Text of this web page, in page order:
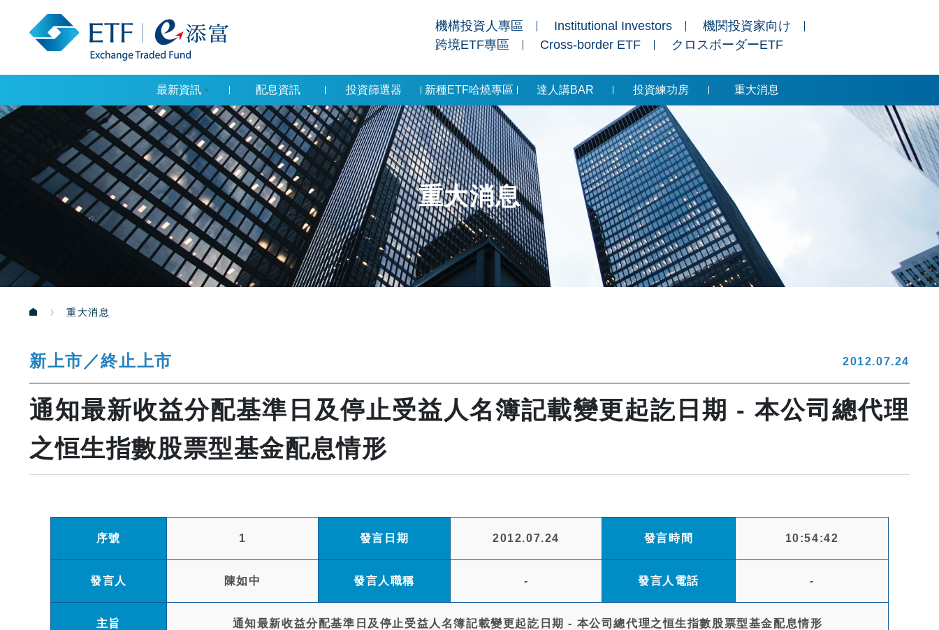
機構投資人專區 Institutional Investors
機関投資家向け
跨境ETF專區
Cross-border ETF クロスボーダーETF
最新資訊 配息資訊 投資篩選器 新種ETF哈燒專區 達人講BAR 投資練功房 重大消息
重大消息
重大消息
新上市／終止上市 2012.07.24
通知最新收益分配基準日及停止受益人名簿記載變更起訖日期 - 本公司總代理
之恒生指數股票型基金配息情形
序號 1 發言日期 2012.07.24 發言時間 10:54:42
發言人 陳如中 發言人職稱 - 發言人電話 -
主旨 通知最新收益分配基準日及停止受益人名簿記載變更起訖日期 - 本公司總代理之恒生指數股票型基金配息情形